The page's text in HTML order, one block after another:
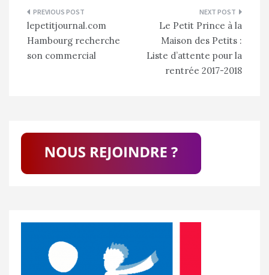
Navigation
de
l’article
lepetitjournal.com
Hambourg recherche
son commercial
Le Petit Prince à la
Maison des Petits :
Liste d’attente pour la
rentrée 2017-2018